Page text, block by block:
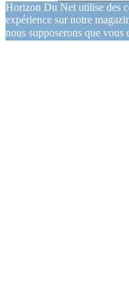
Horizon Du Net utilise des
expérience sur notre
nous supposerons que vous